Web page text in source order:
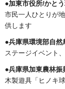
●加東市役所/かと
市民一人ひとりが
供します
●兵庫県環境部自然
ステージイベント
●兵庫県加東農林振
木製遊具「ヒノキ